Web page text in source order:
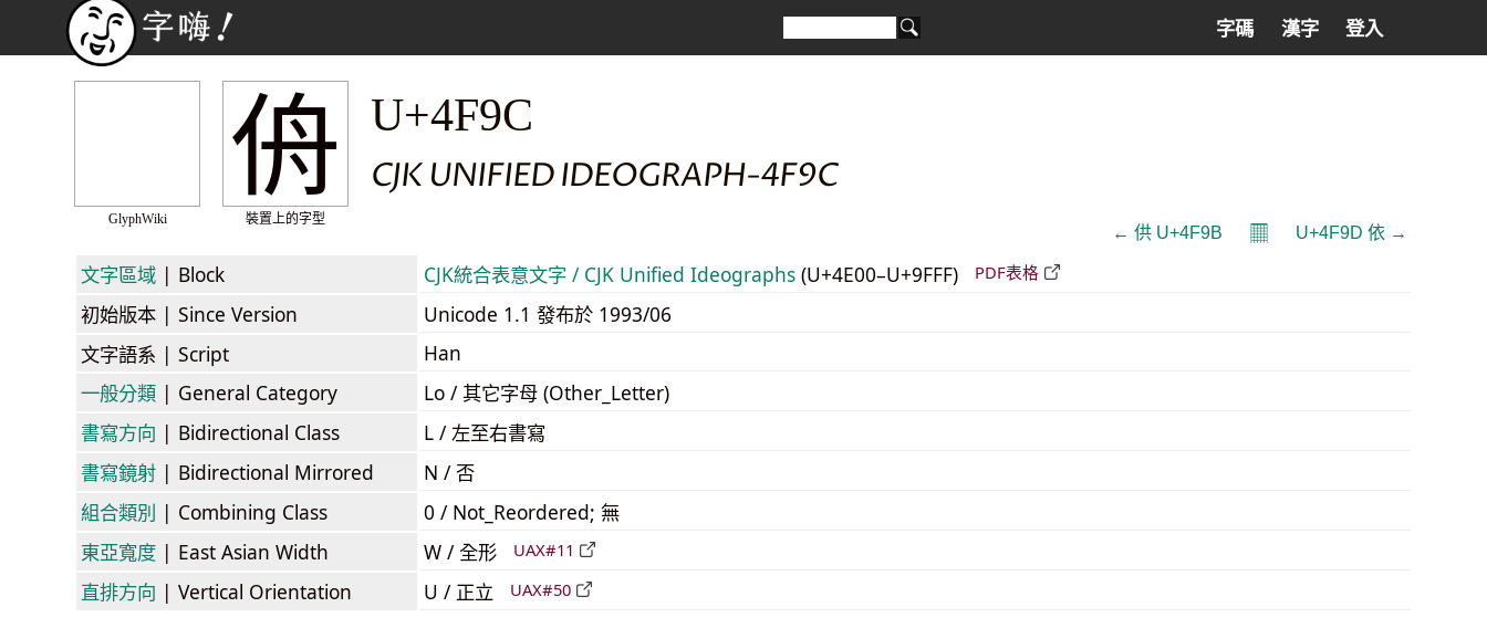
字碼 漢字 登入
GlyphWiki
侜
裝置上的字型
U+4F9C
CJK UNIFIED IDEOGRAPH-4F9C
← 供 U+4F9B 𝄜 U+4F9D 依 →
文字區域 | Block CJK統合表意文字 / CJK Unified Ideographs (U+4E00–U+9FFF) PDF表格
初始版本 | Since Version
Unicode 1.1 發布於 1993/06
文字語系 | Script
Han
一般分類 | General Category
Lo / 其它字母 (Other_Letter)
書寫方向 | Bidirectional Class
L / 左至右書寫
書寫鏡射 | Bidirectional Mirrored
N / 否
組合類別 | Combining Class
0 / Not_Reordered; 無
東亞寬度 | East Asian Width W / 全形 UAX#11
直排方向 | Vertical Orientation U / 正立 UAX#50